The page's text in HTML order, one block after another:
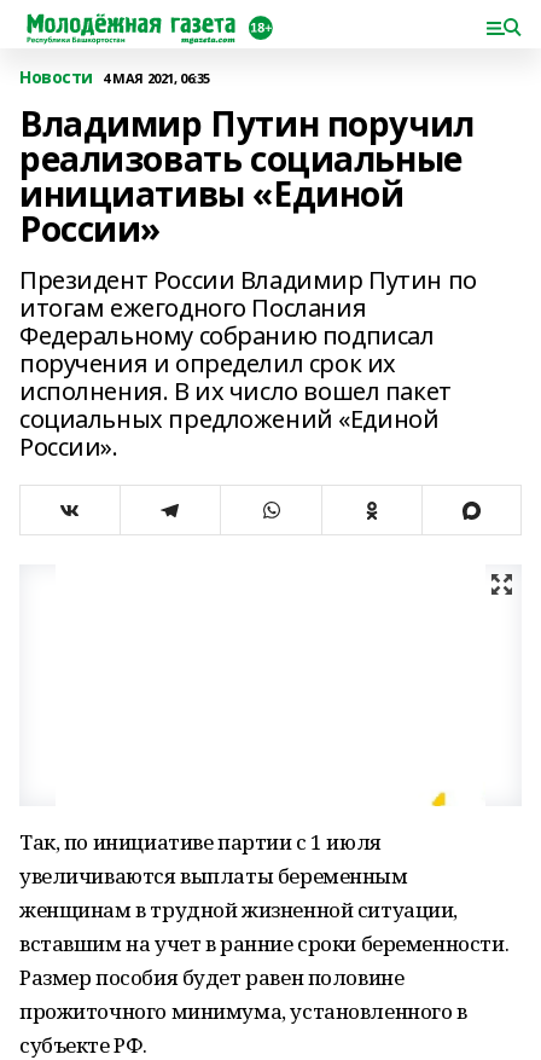
Новости 4 МАЯ 2021, 06:35
Владимир Путин поручил
реализовать социальные
инициативы «Единой
России»
Президент России Владимир Путин по
итогам ежегодного Послания
Федеральному собранию подписал
поручения и определил срок их
исполнения. В их число вошел пакет
социальных предложений «Единой
России».
Так, по инициативе партии с 1 июля
увеличиваются выплаты беременным
женщинам в трудной жизненной ситуации,
вставшим на учет в ранние сроки беременности.
Размер пособия будет равен половине
прожиточного минимума, установленного в
субъекте РФ.